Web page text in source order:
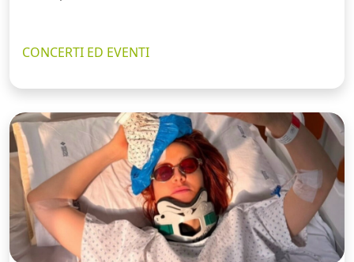
CONCERTI ED EVENTI